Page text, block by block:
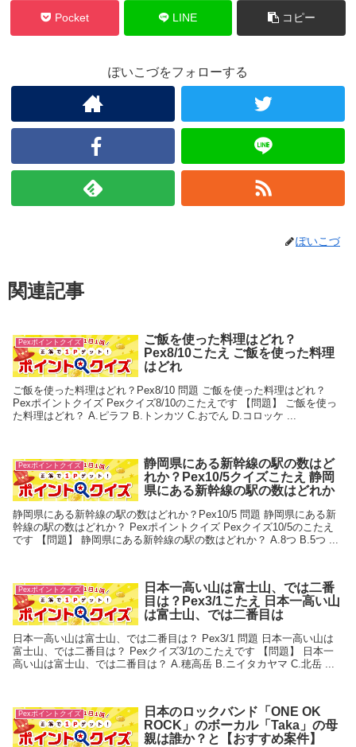
Pocket LINE コピー
ぽいこづをフォローする
ぽいこづ
関連記事
Pexポイントクイズ
ご飯を使った料理はどれ？
Pex8/10こたえ ご飯を使った料理
はどれ
ご飯を使った料理はどれ？Pex8/10 問題 ご飯を使った料理はどれ？
Pexポイントクイズ Pexクイズ8/10のこたえです 【問題】 ご飯を使っ
た料理はどれ？ A.ピラフ B.トンカツ C.おでん D.コロッケ ...
Pexポイントクイズ
静岡県にある新幹線の駅の数はど
れか？Pex10/5クイズこたえ 静岡
県にある新幹線の駅の数はどれか
静岡県にある新幹線の駅の数はどれか？Pex10/5 問題 静岡県にある新
幹線の駅の数はどれか？ Pexポイントクイズ Pexクイズ10/5のこたえ
です 【問題】 静岡県にある新幹線の駅の数はどれか？ A.8つ B.5つ ...
Pexポイントクイズ
日本一高い山は富士山、では二番
目は？Pex3/1こたえ 日本一高い山
は富士山、では二番目は
日本一高い山は富士山、では二番目は？ Pex3/1 問題 日本一高い山は
富士山、では二番目は？ Pexクイズ3/1のこたえです 【問題】 日本一
高い山は富士山、では二番目は？ A.穂高岳 B.ニイタカヤマ C.北岳 ...
Pexポイントクイズ
日本のロックバンド「ONE OK
ROCK」のボーカル「Taka」の母
親は誰か？と【おすすめ案件】